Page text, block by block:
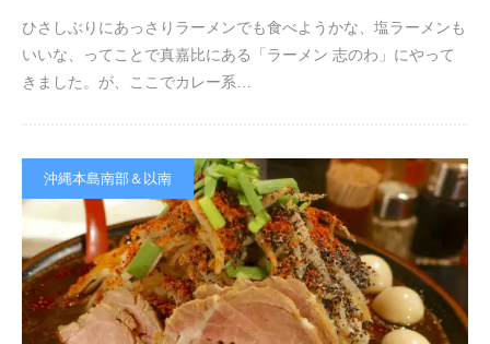
ひさしぶりにあっさりラーメンでも食べようかな、塩ラーメンも
いいな、ってことで真嘉比にある「ラーメン 志のわ」にやって
きました。が、ここでカレー系…
沖縄本島南部＆以南